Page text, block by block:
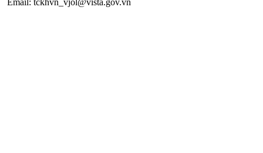
Email: tckhvn_vjol@vista.gov.vn